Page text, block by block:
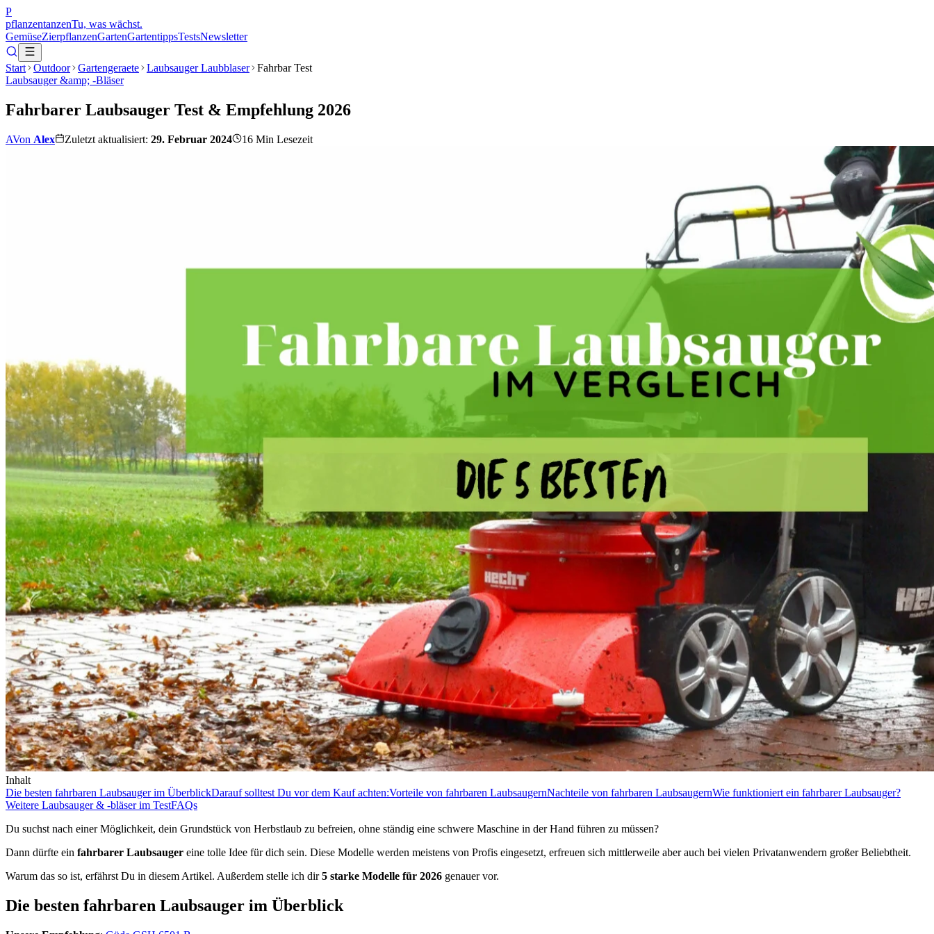
P
pflanzentanzenTu, was wächst.
GemüseZierpflanzenGartenGartentippsTestsNewsletter
Start Outdoor Gartengeraete Laubsauger Laubblaser
Fahrbar Test
Laubsauger &amp; -Bläser
Fahrbarer Laubsauger Test & Empfehlung 2026
AVon Alex Zuletzt aktualisiert: 29. Februar 2024 16 Min Lesezeit
Inhalt
Die besten fahrbaren Laubsauger im ÜberblickDarauf solltest Du vor dem Kauf achten:Vorteile von fahrbaren LaubsaugernNachteile von fahrbaren LaubsaugernWie funktioniert ein fahrbarer Laubsauger?
Weitere Laubsauger & -bläser im TestFAQs
Du suchst nach einer Möglichkeit, dein Grundstück von Herbstlaub zu befreien, ohne ständig eine schwere Maschine in der Hand führen zu müssen?
Dann dürfte ein fahrbarer Laubsauger eine tolle Idee für dich sein. Diese Modelle werden meistens von Profis eingesetzt, erfreuen sich mittlerweile aber auch bei vielen Privatanwendern großer Beliebtheit.
Warum das so ist, erfährst Du in diesem Artikel. Außerdem stelle ich dir5 starke Modelle für 2026 genauer vor.
Die besten fahrbaren Laubsauger im Überblick